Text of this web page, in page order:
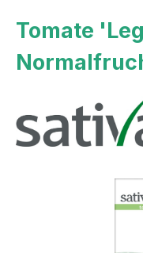
Tomate
Bildergalerie